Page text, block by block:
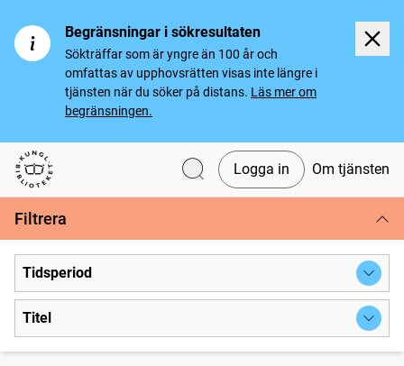
Begränsningar i sökresultaten
Sökträffar som är yngre än 100 år och
omfattas av upphovsrätten visas inte längre i
tjänsten när du söker på distans. Läs mer om
begränsningen.
Svenska tidningar
Logga in Om tjänsten
Filtrera
Tidsperiod
Titel